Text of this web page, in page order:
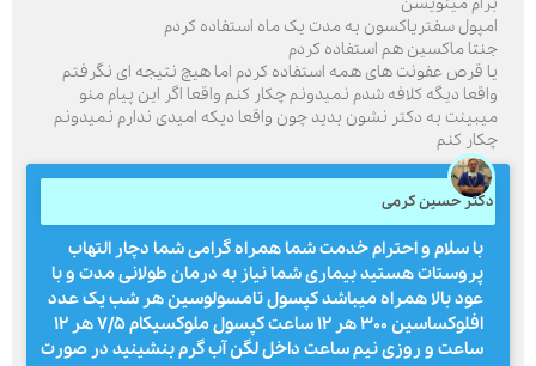
امپول سفتریاکسون به مدت یک ماه استفاده کردم
جنتا ماکسین هم استفاده کردم
یا قرص عفونت های همه استفاده کردم اما هیچ نتیجه ای نگرفتم
واقعا دیگه کلافه شدم نمیدونم چکار کنم واقعا اگر این پیام منو
میبینت به دکتر نشون بدید چون واقعا دیکه امیدی ندارم نمیدونم
چکار کنم
دکتر حسین کرمی
با سلام و احترام خدمت شما همراه گرامی شما دچار التهاب
پروستات هستید بیماری شما نیاز به درمان طولانی مدت و با
عود بالا همراه میباشد کپسول تامسولوسین هر شب یک عدد
افلوکساسین ۳۰۰ هر ۱۲ ساعت کپسول ملوکسیکام ۷/۵ هر ۱۲
ساعت و روزی نیم ساعت داخل لگن آب گرم بنشینید در صورت